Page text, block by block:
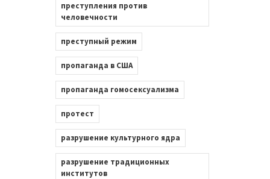
преступления против
человечности
преступный режим
пропаганда в США
пропаганда гомосексуализма
протест
разрушение культурного ядра
разрушение традиционных
институтов